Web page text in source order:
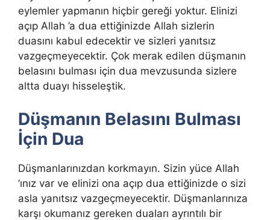
eylemler yapmanın hiçbir gereği yoktur. Elinizi
açıp Allah ’a dua ettiğinizde Allah sizlerin
duasını kabul edecektir ve sizleri yanıtsız
vazgeçmeyecektir. Çok merak edilen düşmanın
belasını bulması için dua mevzusunda sizlere
altta duayı hisseleştik.
Düşmanın Belasını Bulması
İçin Dua
Düşmanlarınızdan korkmayın. Sizin yüce Allah
’ınız var ve elinizi ona açıp dua ettiğinizde o sizi
asla yanıtsız vazgeçmeyecektir. Düşmanlarınıza
karşı okumanız gereken duaları ayrıntılı bir